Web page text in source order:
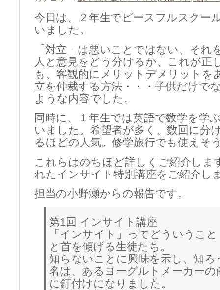
今日は、２年生でピースフルスクー
いました。
「対立」は悪いことではない、それ
人と意見をどう分けるか、これが正
も、客観的にメリットデメリットを
立を仲裁する方法・・・子供だけで
ような内容でした。
同時に、１年生では英語で数学を学
いました。希望者が多く、数回に分
るほどの人気。修学旅行でも使えそ
これらはのちほど詳しくご紹介しま
れたインサイト特別講座をご紹介し
担当の小野瀬からの報告です。
第1回 インサイト講座
「インサイト」ってどういうこ
と首を傾げる生徒たち。
知らないことに興味を示し、知ろ
名は、あるヨーグルトメーカーの
に釘付けになりました。